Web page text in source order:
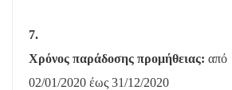
7.
Χρόνος παράδοσης προμήθειας: από
02/01/2020 έως 31/12/2020